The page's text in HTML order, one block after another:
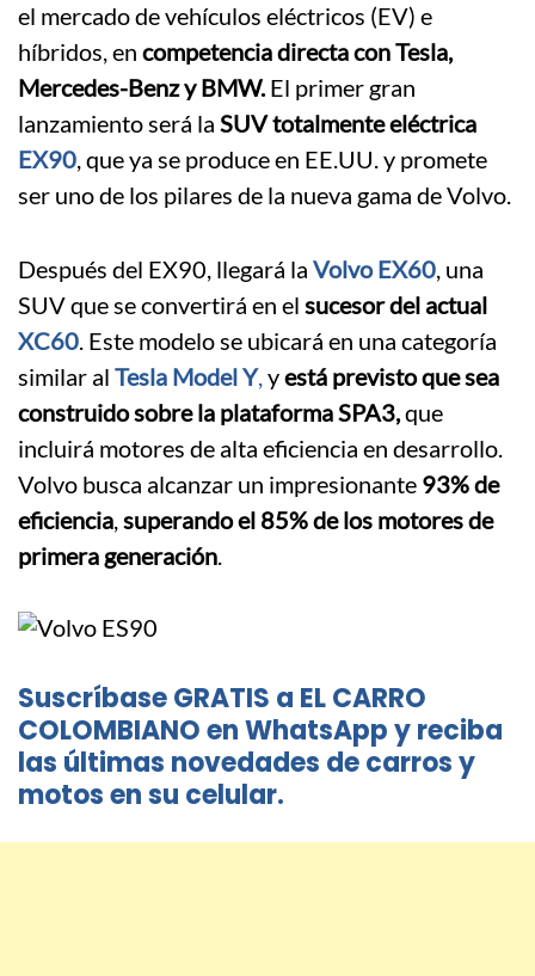
el mercado de vehículos eléctricos (EV) e
híbridos, en competencia directa con Tesla,
Mercedes-Benz y BMW.El primer gran
lanzamiento será la SUV totalmente eléctrica
EX90, que ya se produce en EE.UU. y promete
ser uno de los pilares de la nueva gama de Volvo.
Después del EX90, llegará la Volvo EX60, una
SUV que se convertirá en el sucesor del actual
XC60. Este modelo se ubicará en una categoría
similar al Tesla Model Y,yestá previsto que sea
construido sobre la plataforma SPA3,que
incluirá motores de alta eficiencia en desarrollo.
Volvo busca alcanzar un impresionante 93% de
eficiencia,superando el 85% de los motores de
primera generación.
Suscríbase GRATIS a EL CARRO
COLOMBIANO en WhatsApp y reciba
las últimas novedades de carros y
motos en su celular.